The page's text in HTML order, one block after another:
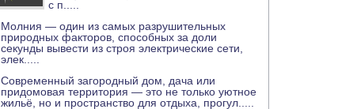
с п
Молния — один из самых разрушительных
природных факторов, способных за доли
секунды вывести из строя электрические сети,
элек
Современный загородный дом, дача или
придомовая территория — это не только уютное
жильё, но и пространство для отдыха, прогул